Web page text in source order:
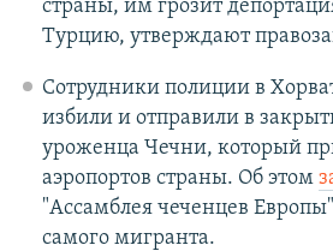
страны, им грозит
Турцию, утверждают
Сотрудники полиции в
избили и отправили в
уроженца Чечни, который
аэропортов страны. Об этом
"Ассамблея чеченцев
самого мигранта.